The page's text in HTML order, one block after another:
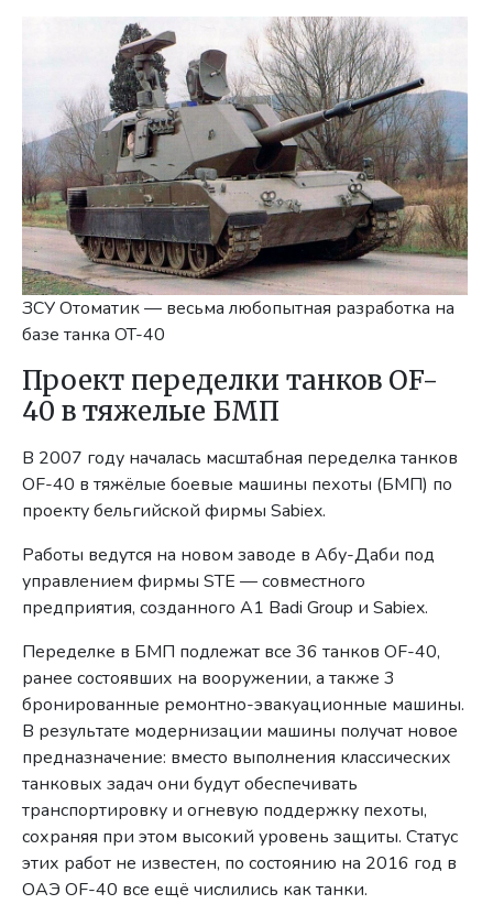
ЗСУ Отоматик — весьма любопытная разработка на
базе танка OT-40
Проект переделки танков OF-
40 в тяжелые БМП
В 2007 году началась масштабная переделка танков
OF-40 в тяжёлые боевые машины пехоты (БМП) по
проекту бельгийской фирмы Sabiex.
Работы ведутся на новом заводе в Абу-Даби под
управлением фирмы STE — совместного
предприятия, созданного A1 Badi Group и Sabiex.
Переделке в БМП подлежат все 36 танков OF-40,
ранее состоявших на вооружении, а также 3
бронированные ремонтно-эвакуационные машины.
В результате модернизации машины получат новое
предназначение: вместо выполнения классических
танковых задач они будут обеспечивать
транспортировку и огневую поддержку пехоты,
сохраняя при этом высокий уровень защиты. Статус
этих работ не известен, по состоянию на 2016 год в
ОАЭ OF-40 все ещё числились как танки.